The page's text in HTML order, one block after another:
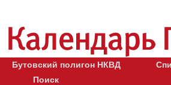
Бутовский полигон НКВД
Поиск